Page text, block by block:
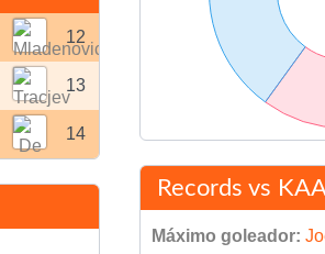
12
13
14
Records vs
Máximo goleador: